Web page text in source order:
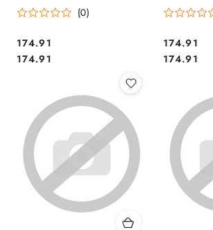
(0)
Cena:
174.91
Cena:
174.91
Cena:
174.91
Cena:
174.91